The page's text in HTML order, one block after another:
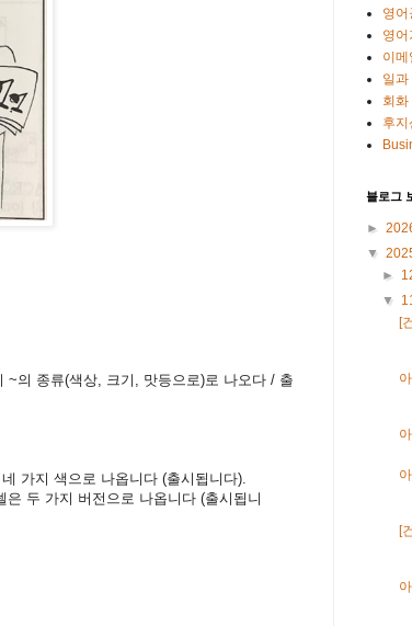
~의 종류(색상 크기, 맛등으로)로 나오다 / 출
네 가지 색으로 나옵니다 (출시됩니다).
은 두 가지 버전으로 나옵니다 (출시됩니
영어
영
이메
일과
회화
후지
블로그
►
▼
►
▼
[
[